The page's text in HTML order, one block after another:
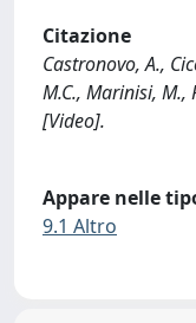
Citazione
Castronovo, A.,
M.C., Marinisi, M.,
[Video].
Appare nelle
9.1 Altro